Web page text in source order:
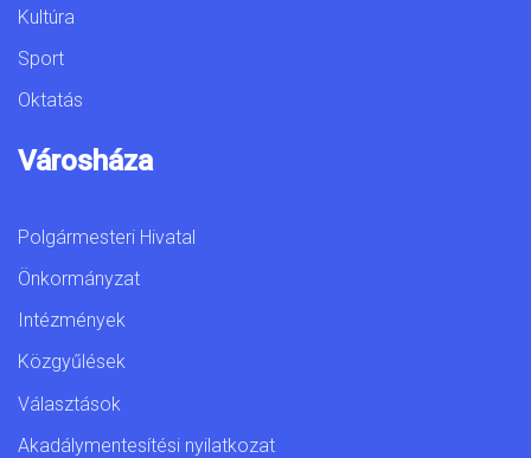
Kultúra
Sport
Oktatás
Városháza
Polgármesteri Hivatal
Önkormányzat
Intézmények
Közgyűlések
Választások
Akadálymentesítési nyilatkozat